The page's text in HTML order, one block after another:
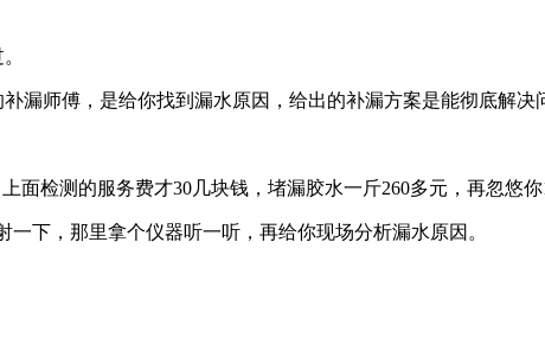
漏师傅，是给你找到漏水原因，给出的补漏方案是能彻底解决
面检测的服务费才30几块钱，堵漏胶水一斤260多元，再忽悠
下，那里拿个仪器听一听，再给你现场分析漏水原因。